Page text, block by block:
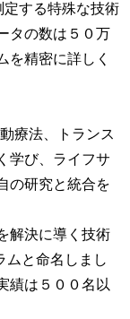
定する特殊な技術
タの数は５０万
を精密に詳しく
療法、トランス
学び、ライフサ
の研究と統合を
解決に導く技術
ムと命名しまし
績は５００名以